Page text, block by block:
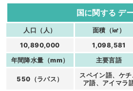
国に関する デ
人口（人） 面積（㎢）
10,890,000
1,098,581
年間降水量（mm）
主要言語
550（ラパス）
スペイン語、ケチ
ア語、アイマラ